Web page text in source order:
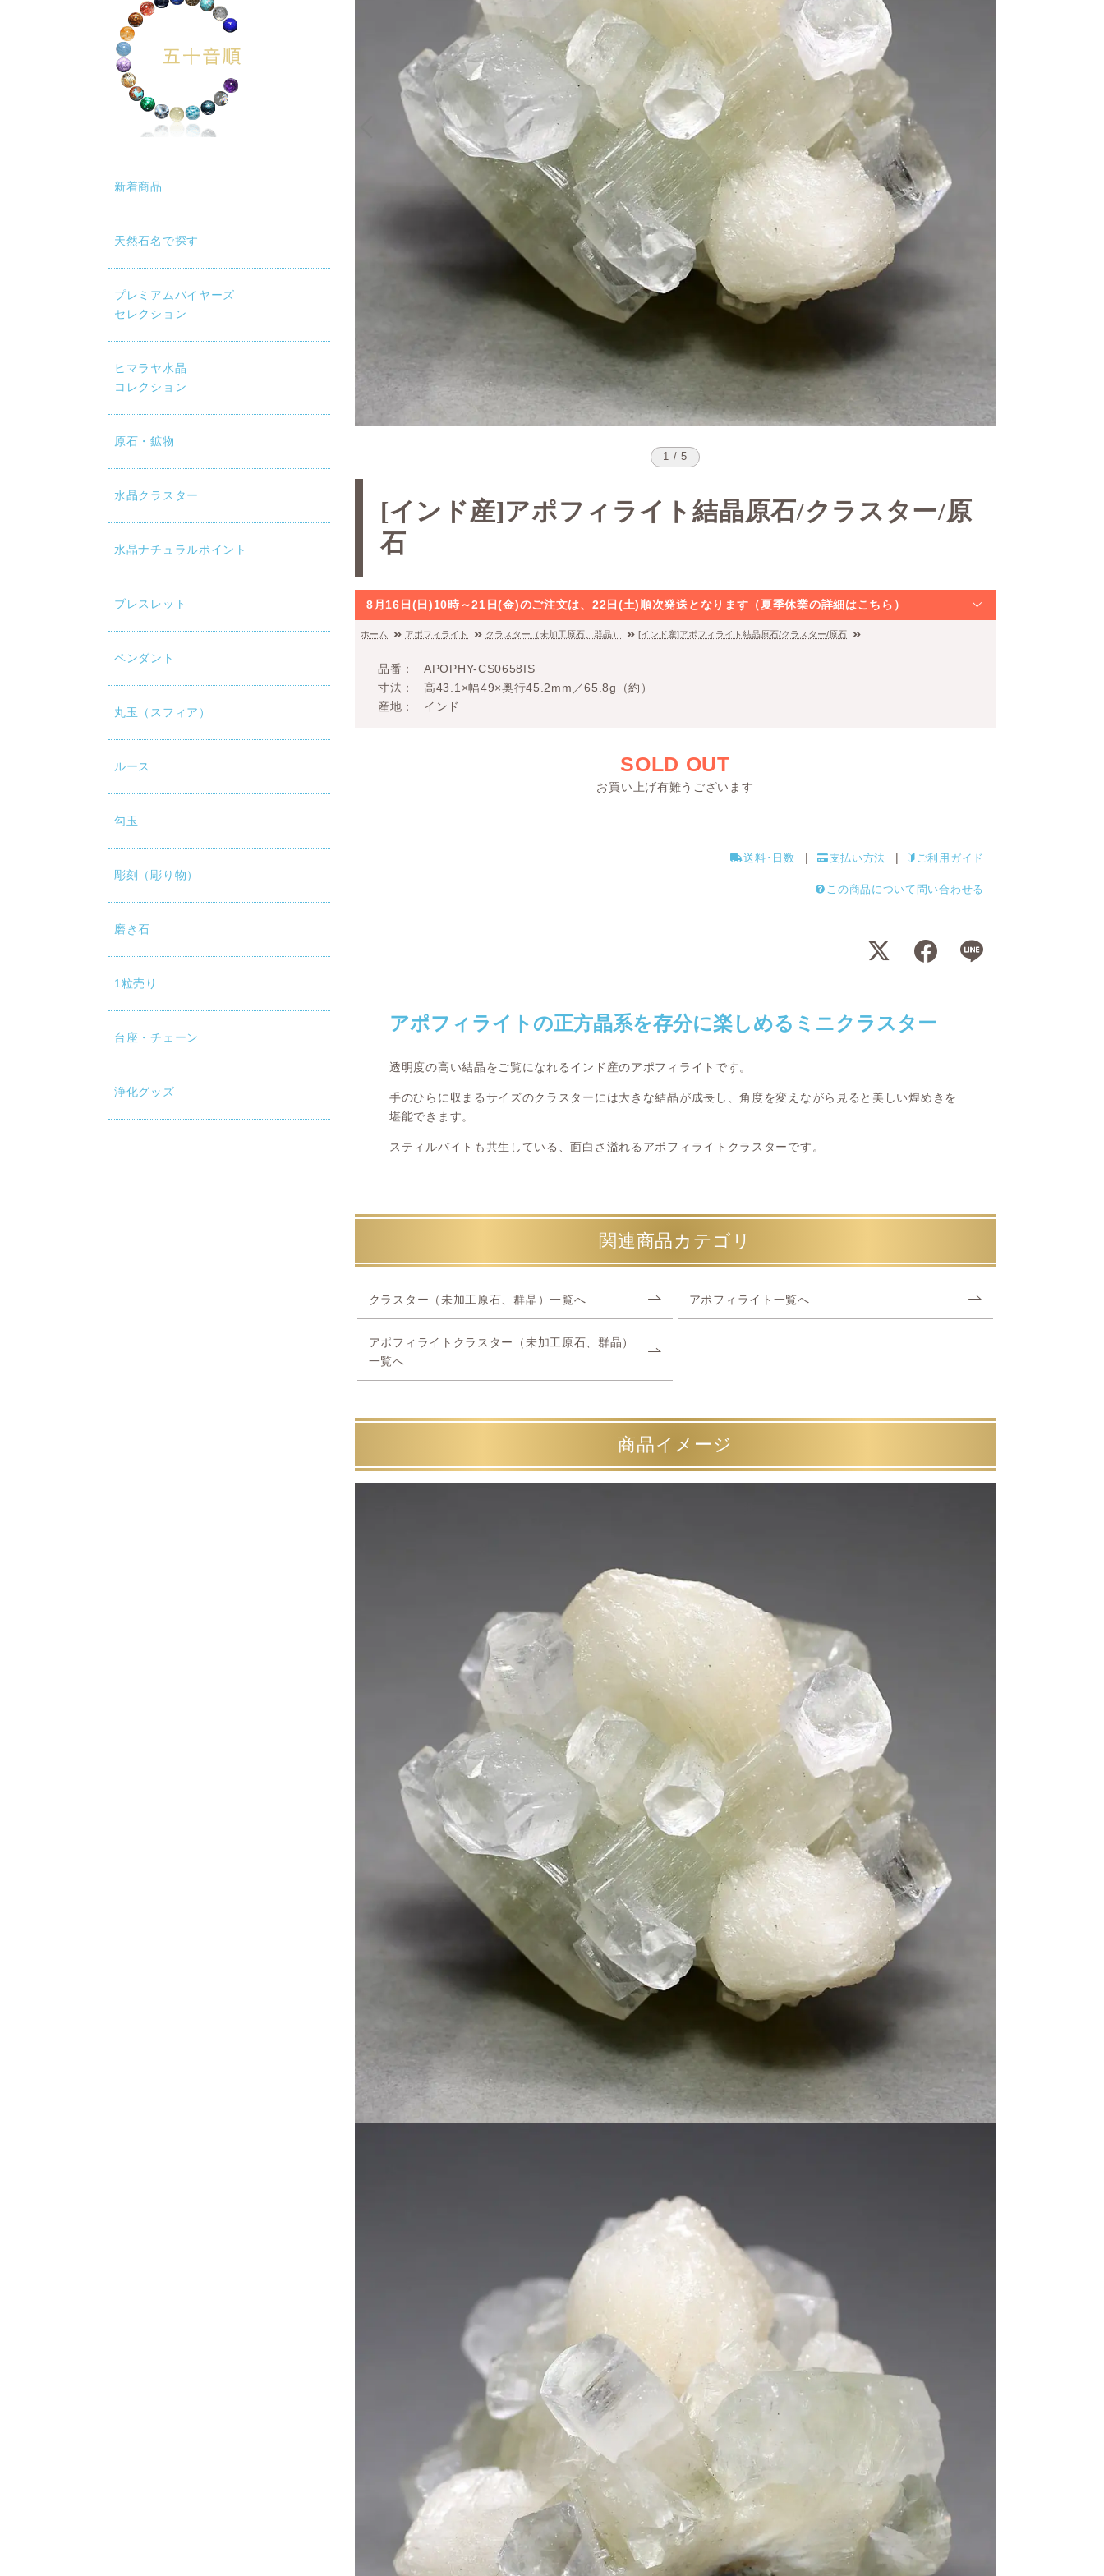
新着商品
天然石名で探す
プレミアムバイヤーズ
セレクション
ヒマラヤ水晶
コレクション
原石・鉱物
水晶クラスター
水晶ナチュラルポイント
ブレスレット
ペンダント
丸玉（スフィア）
ルース
勾玉
彫刻（彫り物）
磨き石
1粒売り
台座・チェーン
浄化グッズ
1 / 5
[インド産]アポフィライト結晶原石/クラスター/原
石
8月16日(日)10時～21日(金)のご注文は、22日(土)順次発送となります（夏季休業の詳細はこちら）
ホーム アポフィライト クラスター（未加工原石、群晶） [インド産]アポフィライト結晶原石/クラスター/原石
品番
APOPHY-CS0658IS
寸法
高43.1×幅49×奥行45.2mm／65.8g（約）
産地
インド
SOLD OUT
お買い上げ有難うございます
送料･日数 支払い方法 ご利用ガイド
この商品について問い合わせる
アポフィライトの正方晶系を存分に楽しめるミニクラスター
透明度の高い結晶をご覧になれるインド産のアポフィライトです。
手のひらに収まるサイズのクラスターには大きな結晶が成長し、角度を変えながら見ると美しい煌めきを
堪能できます。
スティルバイトも共生している、面白さ溢れるアポフィライトクラスターです。
関連商品カテゴリ
クラスター（未加工原石、群晶）一覧へ アポフィライト一覧へ
アポフィライトクラスター（未加工原石、群晶）
一覧へ
商品イメージ